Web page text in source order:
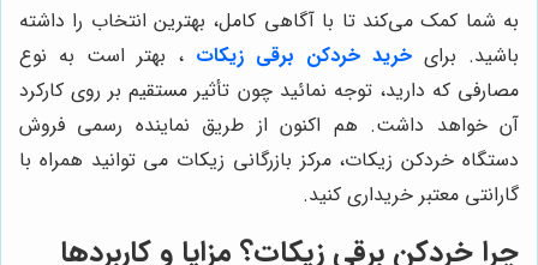
به شما کمک می‌کند تا با آگاهی کامل، بهترین انتخاب را داشته
باشید. برای خرید خردکن برقی زیکات ، بهتر است به نوع
مصارفی که دارید، توجه نمائید چون تأثیر مستقیم بر روی کارکرد
آن خواهد داشت. هم اکنون از طریق نماینده رسمی فروش
دستگاه خردکن زیکات، مرکز بازرگانی زیکات می توانید همراه با
گارانتی معتبر خریداری کنید.
چرا خردکن برقی زیکات؟ مزایا و کاربردها